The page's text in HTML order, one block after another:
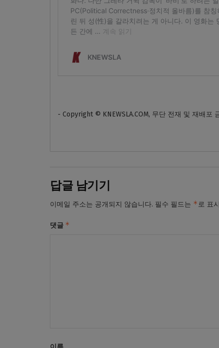
- Copyright © KNEWSLA.COM, 무단 전재 및 재배포
답글 남기기
이메일 주소는 공개되지 않습니다. 필수 필드는 *로 표
댓글 *